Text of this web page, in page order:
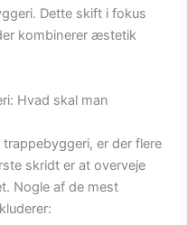
Dette skift i fokus
kombinerer æstetik
Hvad skal man
er der flere
skridt er at overveje
Nogle af de mest